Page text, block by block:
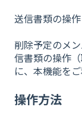
送信書類の操
削除予定のメ
信書類の操作
に、本機能を
操作方法